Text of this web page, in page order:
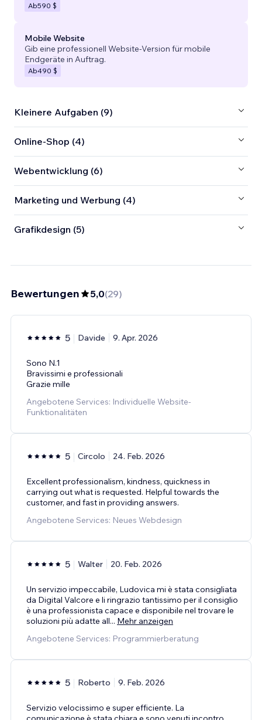
Ab590 $
Mobile Website
Gib eine professionell Website-Version für mobile
Endgeräte in Auftrag.
Ab490 $
Kleinere Aufgaben (9)
Online-Shop (4)
Webentwicklung (6)
Marketing und Werbung (4)
Grafikdesign (5)
Bewertungen 5,0(29)
5 Davide 9. Apr. 2026
Sono N.1
Bravissimi e professionali
Grazie mille
Angebotene Services: Individuelle Website-
Funktionalitäten
5 Circolo 24. Feb. 2026
Excellent professionalism, kindness, quickness in
carrying out what is requested. Helpful towards the
customer, and fast in providing answers.
Angebotene Services: Neues Webdesign
5 Walter 20. Feb. 2026
Un servizio impeccabile, Ludovica mi è stata consigliata
da Digital Valcore e li ringrazio tantissimo per il consiglio
è una professionista capace e disponibile nel trovare le
soluzioni più adatte all... Mehr anzeigen
Angebotene Services: Programmierberatung
5 Roberto 9. Feb. 2026
Servizio velocissimo e super efficiente. La